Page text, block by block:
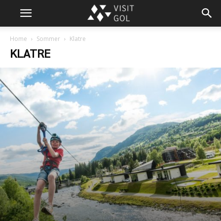
Home Sommer Klatre
KLATRE